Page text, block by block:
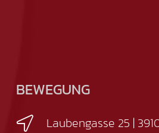
BEWEGUNG
Laubengasse 25 |